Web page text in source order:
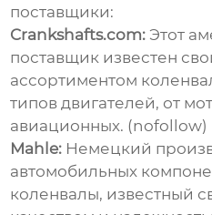
поставщики:
Crankshafts.com: Этот
поставщик известен
ассортиментом
типов двигателей, от
авиационных. (nofollow)
Mahle: Немецкий
автомобильных
коленвалы, известный